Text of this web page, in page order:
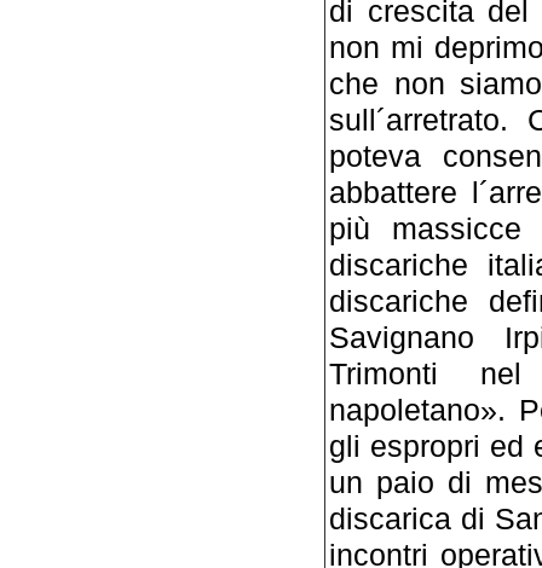
di crescita
non mi
che non
poteva
abbattere
più massicce
discariche
discariche
Savignano
Trimonti
napoletano».
gli espropri ed
un paio di
discarica di
incontri